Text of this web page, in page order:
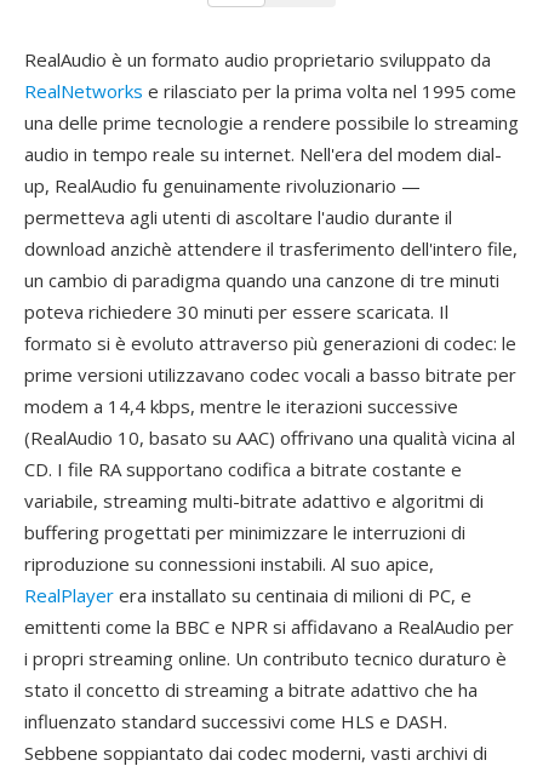
RealAudio è un formato audio proprietario sviluppato da
RealNetworks e rilasciato per la prima volta nel 1995 come
una delle prime tecnologie a rendere possibile lo streaming
audio in tempo reale su internet. Nell'era del modem dial-
up, RealAudio fu genuinamente rivoluzionario —
permetteva agli utenti di ascoltare l'audio durante il
download anzichè attendere il trasferimento dell'intero file,
un cambio di paradigma quando una canzone di tre minuti
poteva richiedere 30 minuti per essere scaricata. Il
formato si è evoluto attraverso più generazioni di codec: le
prime versioni utilizzavano codec vocali a basso bitrate per
modem a 14,4 kbps, mentre le iterazioni successive
(RealAudio 10, basato su AAC) offrivano una qualità vicina al
CD. I file RA supportano codifica a bitrate costante e
variabile, streaming multi-bitrate adattivo e algoritmi di
buffering progettati per minimizzare le interruzioni di
riproduzione su connessioni instabili. Al suo apice,
RealPlayer era installato su centinaia di milioni di PC, e
emittenti come la BBC e NPR si affidavano a RealAudio per
i propri streaming online. Un contributo tecnico duraturo è
stato il concetto di streaming a bitrate adattivo che ha
influenzato standard successivi come HLS e DASH.
Sebbene soppiantato dai codec moderni, vasti archivi di